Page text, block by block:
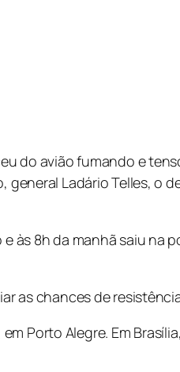
do avião fumando e
Ladário Telles, o
às 8h da manhã saiu na
as chances de
Porto Alegre. Em